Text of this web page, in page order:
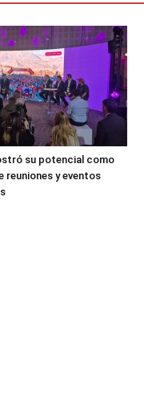
su potencial como
reuniones y eventos